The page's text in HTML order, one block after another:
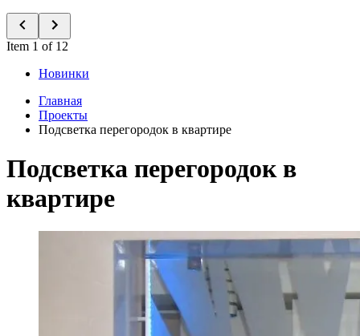
Item 1 of 12
Новинки
Главная
Проекты
Подсветка перегородок в квартире
Подсветка перегородок в
квартире